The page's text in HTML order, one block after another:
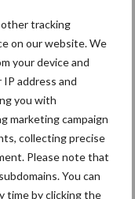
tracking
on our website. We
your device and
address and
you with
marketing campaign
collecting precise
Please note that
You can
time by clicking the
UVC